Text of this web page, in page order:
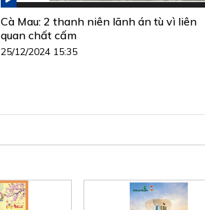
Cà Mau: 2 thanh niên lãnh án tù vì liên
quan chất cấm
25/12/2024 15:35